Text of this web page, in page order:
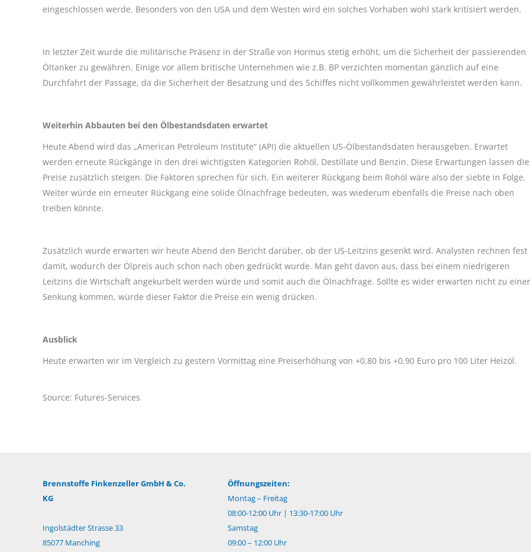
eingeschlossen werde. Besonders von den USA und dem Westen wird ein solches Vorhaben wohl stark kritisiert werden.
In letzter Zeit wurde die militärische Präsenz in der Straße von Hormus stetig erhöht, um die Sicherheit der passierenden
Öltanker zu gewähren. Einige vor allem britische Unternehmen wie z.B. BP verzichten momentan gänzlich auf eine
Durchfahrt der Passage, da die Sicherheit der Besatzung und des Schiffes nicht vollkommen gewährleistet werden kann.
Weiterhin Abbauten bei den Ölbestandsdaten erwartet
Heute Abend wird das „American Petroleum Institute“ (API) die aktuellen US-Ölbestandsdaten herausgeben. Erwartet
werden erneute Rückgänge in den drei wichtigsten Kategorien Rohöl, Destillate und Benzin. Diese Erwartungen lassen die
Preise zusätzlich steigen. Die Faktoren sprechen für sich. Ein weiterer Rückgang beim Rohöl wäre also der siebte in Folge.
Weiter würde ein erneuter Rückgang eine solide Ölnachfrage bedeuten, was wiederum ebenfalls die Preise nach oben
treiben könnte.
Zusätzlich wurde erwarten wir heute Abend den Bericht darüber, ob der US-Leitzins gesenkt wird. Analysten rechnen fest
damit, wodurch der Ölpreis auch schon nach oben gedrückt wurde. Man geht davon aus, dass bei einem niedrigeren
Leitzins die Wirtschaft angekurbelt werden würde und somit auch die Ölnachfrage. Sollte es wider erwarten nicht zu einer
Senkung kommen, würde dieser Faktor die Preise ein wenig drücken.
Ausblick
Heute erwarten wir im Vergleich zu gestern Vormittag eine Preiserhöhung von +0,80 bis +0,90 Euro pro 100 Liter Heizöl.
Source: Futures-Services
Brennstoffe Finkenzeller GmbH & Co.
KG
Ingolstädter Strasse 33
85077 Manching
Öffnungszeiten:
Montag – Freitag
08:00-12:00 Uhr | 13:30-17:00 Uhr
Samstag
09:00 – 12:00 Uhr